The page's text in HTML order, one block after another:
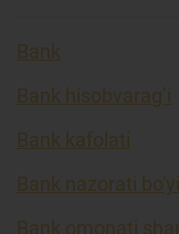
Bank
Bank hisobvarag’i
Bank kafolati
Bank nazorati
Bank omonati